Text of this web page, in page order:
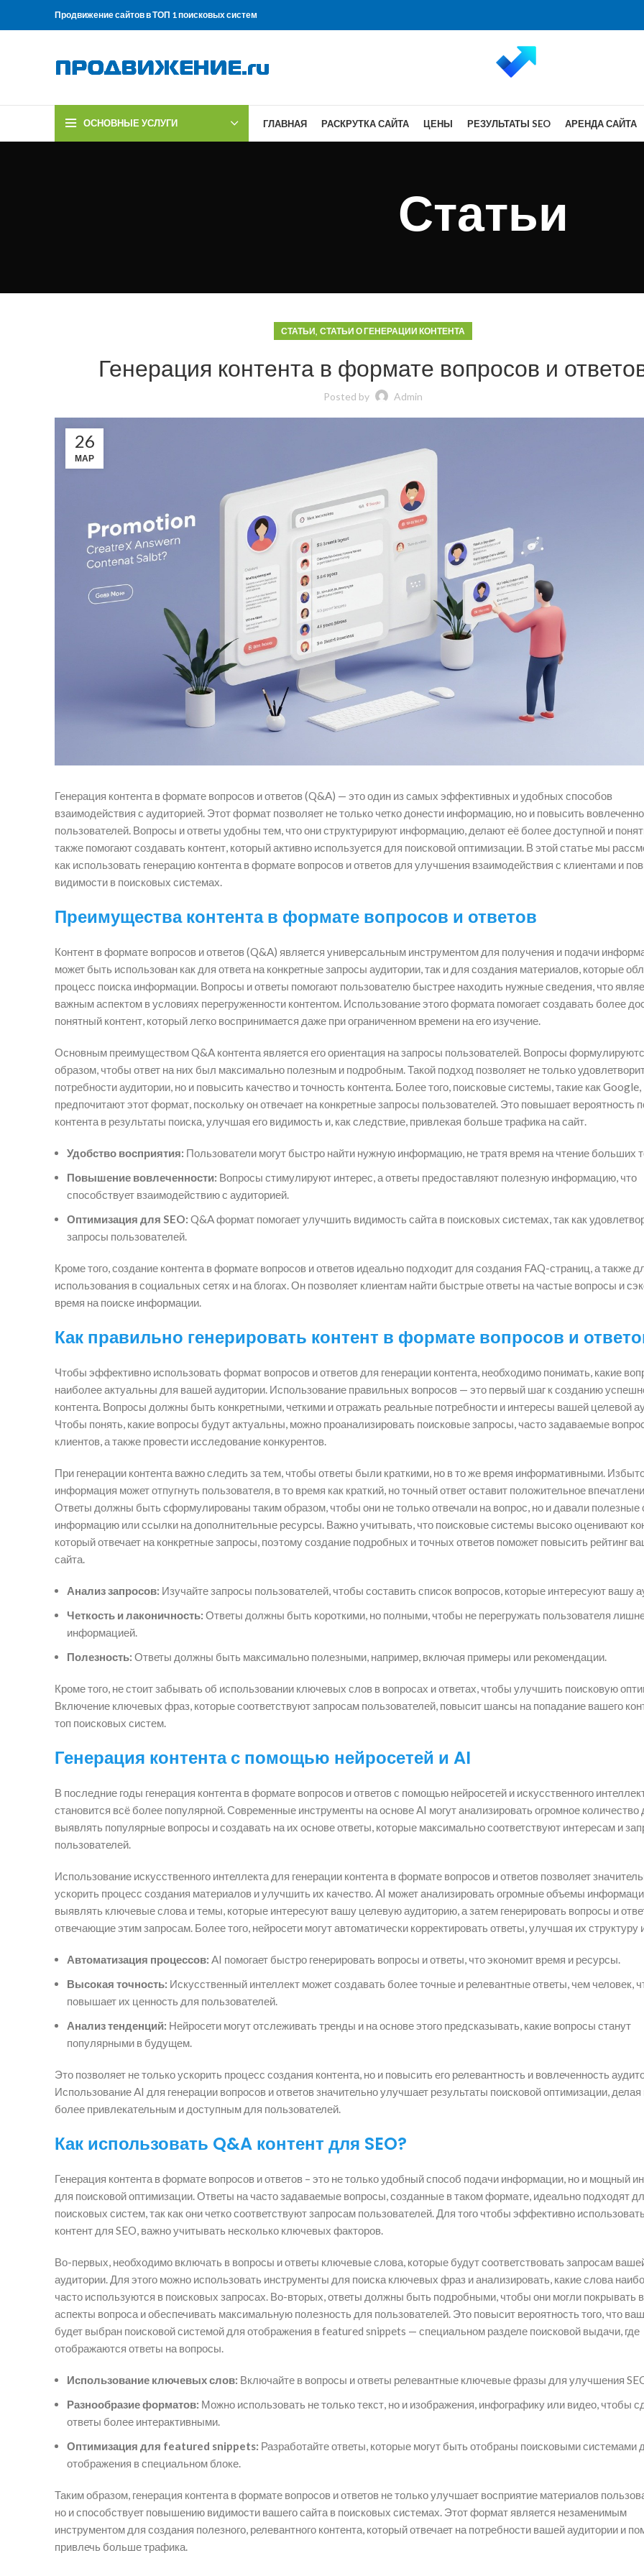
Продвижение сайтов в ТОП 1 поисковых систем
ОСНОВНЫЕ УСЛУГИ ГЛАВНАЯ РАСКРУТКА САЙТА ЦЕНЫ РЕЗУЛЬТАТЫ SEO АРЕНДА САЙТА
Статьи
СТАТЬИ,СТАТЬИ О ГЕНЕРАЦИИ КОНТЕНТА
Генерация контента в формате вопросов и
Posted by Admin
26
МАР
Генерация контента в формате вопросов и ответов (Q&A) — это один из самых эффективных и удобных способов
взаимодействия с аудиторией. Этот формат позволяет не только четко донести информацию, но и повысить
пользователей. Вопросы и ответы удобны тем, что они структурируют информацию, делают её более доступной и
также помогают создавать контент, который активно используется для поисковой оптимизации. В этой статье мы
как использовать генерацию контента в формате вопросов и ответов для улучшения взаимодействия с клиентами и
видимости в поисковых системах.
Преимущества контента в формате вопросов и ответов
Контент в формате вопросов и ответов (Q&A) является универсальным инструментом для получения и подачи
может быть использован как для ответа на конкретные запросы аудитории, так и для создания материалов, которые
процесс поиска информации. Вопросы и ответы помогают пользователю быстрее находить нужные сведения, что
важным аспектом в условиях перегруженности контентом. Использование этого формата помогает создавать более
понятный контент, который легко воспринимается даже при ограниченном времени на его изучение.
Основным преимуществом Q&A контента является его ориентация на запросы пользователей. Вопросы
образом, чтобы ответ на них был максимально полезным и подробным. Такой подход позволяет не только
потребности аудитории, но и повысить качество и точность контента. Более того, поисковые системы, такие как Google,
предпочитают этот формат, поскольку он отвечает на конкретные запросы пользователей. Это повышает вероятность
контента в результаты поиска, улучшая его видимость и, как следствие, привлекая больше трафика на сайт.
Удобство восприятия: Пользователи могут быстро найти нужную информацию, не тратя время на чтение больших
Повышение вовлеченности: Вопросы стимулируют интерес, а ответы предоставляют полезную информацию, что
способствует взаимодействию с аудиторией.
Оптимизация для SEO: Q&A формат помогает улучшить видимость сайта в поисковых системах, так как
запросы пользователей.
Кроме того, создание контента в формате вопросов и ответов идеально подходит для создания FAQ-страниц, а также
использования в социальных сетях и на блогах. Он позволяет клиентам найти быстрые ответы на частые вопросы и
время на поиске информации.
Как правильно генерировать контент в формате вопросов и
Чтобы эффективно использовать формат вопросов и ответов для генерации контента, необходимо понимать, какие
наиболее актуальны для вашей аудитории. Использование правильных вопросов — это первый шаг к созданию
контента. Вопросы должны быть конкретными, четкими и отражать реальные потребности и интересы вашей целевой
Чтобы понять, какие вопросы будут актуальны, можно проанализировать поисковые запросы, часто задаваемые
клиентов, а также провести исследование конкурентов.
При генерации контента важно следить за тем, чтобы ответы были краткими, но в то же время информативными.
информация может отпугнуть пользователя, в то время как краткий, но точный ответ оставит положительное
Ответы должны быть сформулированы таким образом, чтобы они не только отвечали на вопрос, но и давали полезные
информацию или ссылки на дополнительные ресурсы. Важно учитывать, что поисковые системы высоко оценивают
который отвечает на конкретные запросы, поэтому создание подробных и точных ответов поможет повысить рейтинг
сайта.
Анализ запросов: Изучайте запросы пользователей, чтобы составить список вопросов, которые интересуют вашу
Четкость и лаконичность: Ответы должны быть короткими, но полными, чтобы не перегружать пользователя
информацией.
Полезность: Ответы должны быть максимально полезными, например, включая примеры или рекомендации.
Кроме того, не стоит забывать об использовании ключевых слов в вопросах и ответах, чтобы улучшить поисковую
Включение ключевых фраз, которые соответствуют запросам пользователей, повысит шансы на попадание вашего
топ поисковых систем.
Генерация контента с помощью нейросетей и AI
В последние годы генерация контента в формате вопросов и ответов с помощью нейросетей и искусственного
становится всё более популярной. Современные инструменты на основе AI могут анализировать огромное количество
выявлять популярные вопросы и создавать на их основе ответы, которые максимально соответствуют интересам и
пользователей.
Использование искусственного интеллекта для генерации контента в формате вопросов и ответов позволяет
ускорить процесс создания материалов и улучшить их качество. AI может анализировать огромные объемы
выявлять ключевые слова и темы, которые интересуют вашу целевую аудиторию, а затем генерировать вопросы и
отвечающие этим запросам. Более того, нейросети могут автоматически корректировать ответы, улучшая их структуру
Автоматизация процессов: AI помогает быстро генерировать вопросы и ответы, что экономит время и ресурсы.
Высокая точность: Искусственный интеллект может создавать более точные и релевантные ответы, чем человек,
повышает их ценность для пользователей.
Анализ тенденций: Нейросети могут отслеживать тренды и на основе этого предсказывать, какие вопросы станут
популярными в будущем.
Это позволяет не только ускорить процесс создания контента, но и повысить его релевантность и вовлеченность
Использование AI для генерации вопросов и ответов значительно улучшает результаты поисковой оптимизации, делая
более привлекательным и доступным для пользователей.
Как использовать Q&A контент для SEO?
Генерация контента в формате вопросов и ответов – это не только удобный способ подачи информации, но и мощный
для поисковой оптимизации. Ответы на часто задаваемые вопросы, созданные в таком формате, идеально подходят
поисковых систем, так как они четко соответствуют запросам пользователей. Для того чтобы эффективно
контент для SEO, важно учитывать несколько ключевых факторов.
Во-первых, необходимо включать в вопросы и ответы ключевые слова, которые будут соответствовать запросам
аудитории. Для этого можно использовать инструменты для поиска ключевых фраз и анализировать, какие слова
часто используются в поисковых запросах. Во-вторых, ответы должны быть подробными, чтобы они могли покрывать
аспекты вопроса и обеспечивать максимальную полезность для пользователей. Это повысит вероятность того, что
будет выбран поисковой системой для отображения в featured snippets — специальном разделе поисковой выдачи, где
отображаются ответы на вопросы.
Использование ключевых слов: Включайте в вопросы и ответы релевантные ключевые фразы для улучшения
Разнообразие форматов: Можно использовать не только текст, но и изображения, инфографику или видео, чтобы
ответы более интерактивными.
Оптимизация для featured snippets: Разработайте ответы, которые могут быть отобраны поисковыми системами
отображения в специальном блоке.
Таким образом, генерация контента в формате вопросов и ответов не только улучшает восприятие материалов
но и способствует повышению видимости вашего сайта в поисковых системах. Этот формат является незаменимым
инструментом для создания полезного, релевантного контента, который отвечает на потребности вашей аудитории и
привлечь больше трафика.